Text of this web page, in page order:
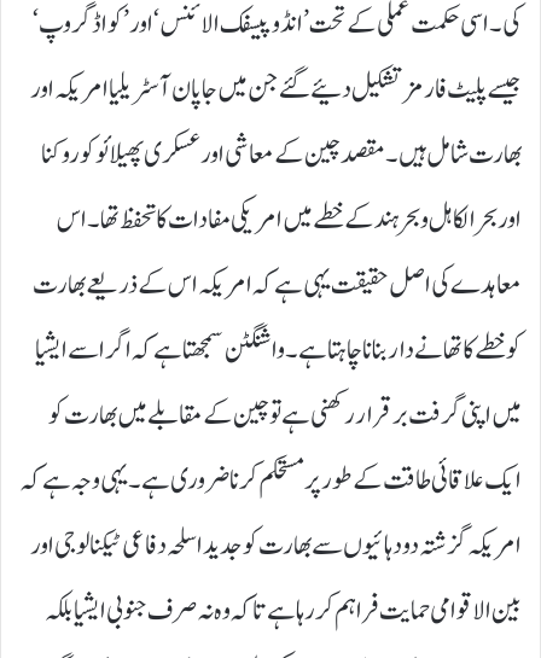
کی۔ اسی حکمت عملی کے تحت’ انڈو پیسفک الائنس‘ اور’ کواڈ گروپ‘
جیسے پلیٹ فارمز تشکیل دئیے گئے جن میں جاپان آسٹریلیا امریکہ اور
بھارت شامل ہیں۔ مقصد چین کے معاشی اور عسکری پھیلائو کو روکنا
اور بحرالکاہل و بحرہند کے خطے میں امریکی مفادات کا تحفظ تھا۔ اس
معاہدے کی اصل حقیقت یہی ہے کہ امریکہ اس کے ذریعے بھارت
کو خطے کا تھانے دار بنانا چاہتا ہے۔ واشنگٹن سمجھتا ہے کہ اگر اسے ایشیا
میں اپنی گرفت برقرار رکھنی ہے تو چین کے مقابلے میں بھارت کو
ایک علاقائی طاقت کے طور پر مستحکم کرنا ضروری ہے۔ یہی وجہ ہے کہ
امریکہ گزشتہ دو دہائیوں سے بھارت کو جدید اسلحہ دفاعی ٹیکنالوجی اور
بین الاقوامی حمایت فراہم کر رہا ہے تاکہ وہ نہ صرف جنوبی ایشیا بلکہ